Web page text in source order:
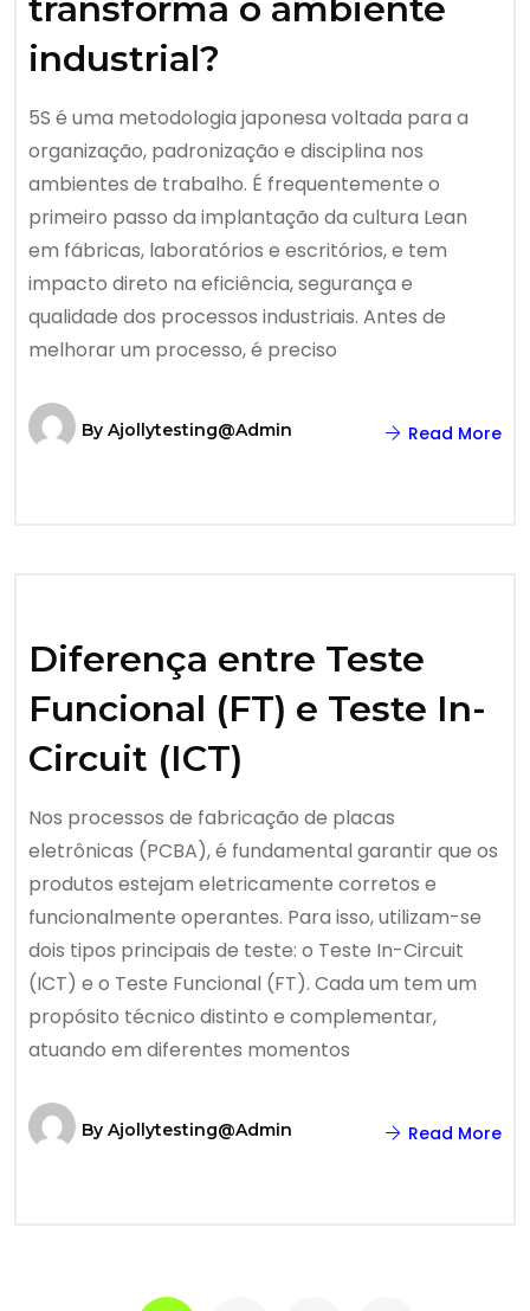
transforma o ambiente
industrial?
5S é uma metodologia japonesa voltada para a
organização, padronização e disciplina nos
ambientes de trabalho. É frequentemente o
primeiro passo da implantação da cultura Lean
em fábricas, laboratórios e escritórios, e tem
impacto direto na eficiência, segurança e
qualidade dos processos industriais. Antes de
melhorar um processo, é preciso
By Ajollytesting@admin Read More
Diferença entre Teste
Funcional (FT) e Teste In-
Circuit (ICT)
Nos processos de fabricação de placas
eletrônicas (PCBA), é fundamental garantir que os
produtos estejam eletricamente corretos e
funcionalmente operantes. Para isso, utilizam-se
dois tipos principais de teste: o Teste In-Circuit
(ICT) e o Teste Funcional (FT). Cada um tem um
propósito técnico distinto e complementar,
atuando em diferentes momentos
By Ajollytesting@admin Read More